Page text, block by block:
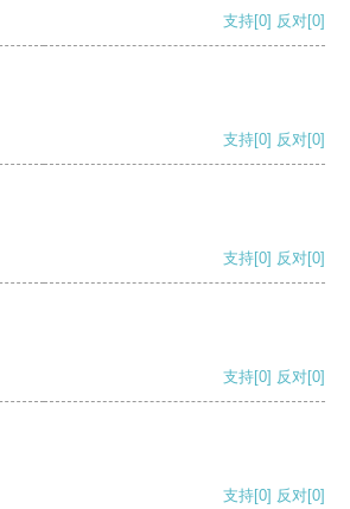
支持[0] 反对[0]
支持[0] 反对[0]
支持[0] 反对[0]
支持[0] 反对[0]
支持[0] 反对[0]